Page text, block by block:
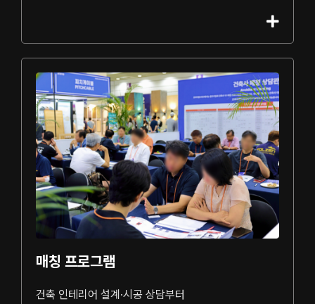
매칭 프로그램
건축 인테리어 설계·시공 상담부터